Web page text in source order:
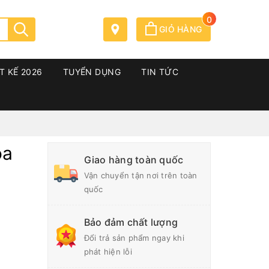
GIỎ HÀNG
0
KẾ 2026 TUYỂN DỤNG TIN TỨC
Giao hàng toàn quốc
Vận chuyển tận nơi trên toàn
quốc
Bảo đảm chất lượng
Đổi trả sản phẩm ngay khi
phát hiện lỗi